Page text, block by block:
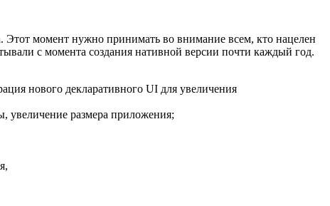
Этот момент нужно принимать во внимание всем, кто нацелен
с момента создания нативной версии почти каждый год.
нового декларативного UI для увеличения
увеличение размера приложения;